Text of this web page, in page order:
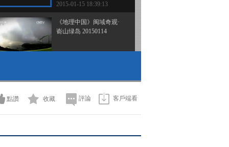
2015-01-15 18:39:13
《地理中国》闽域奇观·
嵛山绿岛 20150114
2015-01-13 18:41:14
《地理中国》闽域奇观·
點讚 收藏 評論 客戶端看